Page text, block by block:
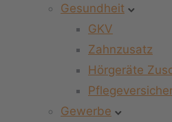
Gesundheit
GKV
Zahnzusatz
Hörgeräte
Gewerbe